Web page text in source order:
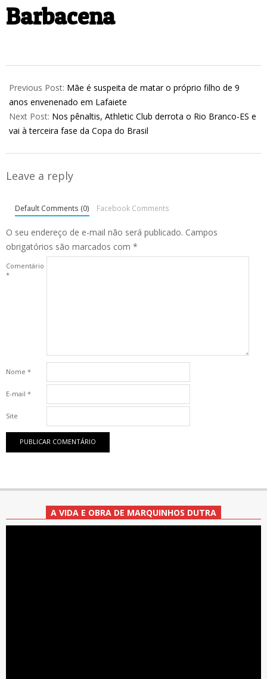
Barbacena
03-
04
Previous Post: Mãe é suspeita de matar o próprio filho de 9
anos envenenado em Lafaiete
Next Post: Nos pênaltis, Athletic Club derrota o Rio Branco-ES e
vai à terceira fase da Copa do Brasil
Leave a reply
Default Comments (0) Facebook Comments
O seu endereço de e-mail não será publicado. Campos
obrigatórios são marcados com *
Comentário
*
Nome *
E-mail *
Site
A VIDA E OBRA DE MARQUINHOS DUTRA